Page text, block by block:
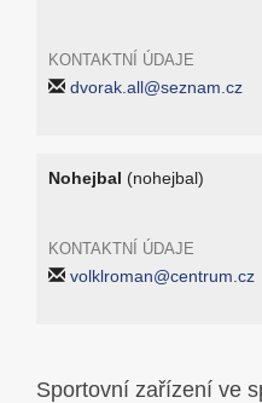
KONTAKTNÍ ÚDAJE
dvorak.all@seznam.cz
Nohejbal (nohejbal)
KONTAKTNÍ ÚDAJE
volklroman@centrum.cz
Sportovní zařízení ve